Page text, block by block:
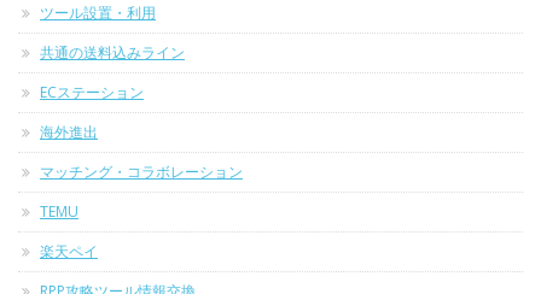
ツール設置・利用
共通の送料込みライン
ECステーション
海外進出
マッチング・コラボレーション
TEMU
楽天ペイ